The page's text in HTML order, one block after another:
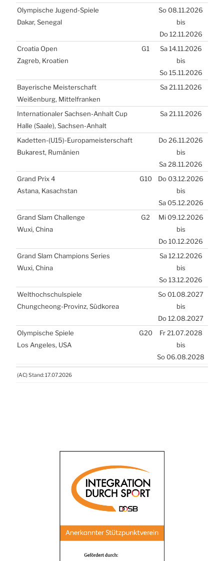
(AC) Stand: 17.07.2026
Olym­pi­sche Jugend-Spie­le
Dakar, Sene­gal
So 08.11.2026
bis
Do 12.11.2026
Croa­tia Open
Zagreb, Kroa­ti­en
G1
Sa 14.11.2026
bis
So 15.11.2026
Baye­ri­sche Meis­ter­schaft
Wei­ßen­burg, Mit­tel­fran­ken
Sa 21.11.2026
Inter­na­tio­na­ler Sach­sen-Anhalt Cup
Hal­le (Saa­le), Sach­sen-Anhalt
Sa 21.11.2026
Kadetten-(U15)-Europameisterschaft
Buka­rest, Rumä­ni­en
Do 26.11.2026
bis
Sa 28.11.2026
Grand Prix 4
Asta­na, Kasach­stan
G10
Do 03.12.2026
bis
Sa 05.12.2026
Grand Slam Chal­len­ge
Wuxi, Chi­na
G2
Mi 09.12.2026
bis
Do 10.12.2026
Grand Slam Cham­pions Seri­es
Wuxi, Chi­na
Sa 12.12.2026
bis
So 13.12.2026
Welt­hoch­schul­spie­le
Chungche­ong-Pro­vinz, Süd­ko­rea
So 01.08.2027
bis
Do 12.08.2027
Olym­pi­sche Spie­le
Los Ange­les, USA
G20
Fr 21.07.2028
bis
So 06.08.2028
(AC) Stand: 17.07.2026